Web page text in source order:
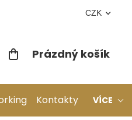
CZK
Nákupní
Prázdný košík
Kontakty VÍCE